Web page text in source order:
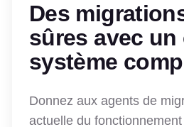
Des
sûres avec
système
Donnez aux agents de
actuelle du